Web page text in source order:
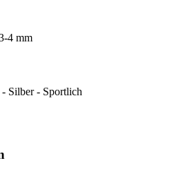
4 mm
Silber - Sportlich